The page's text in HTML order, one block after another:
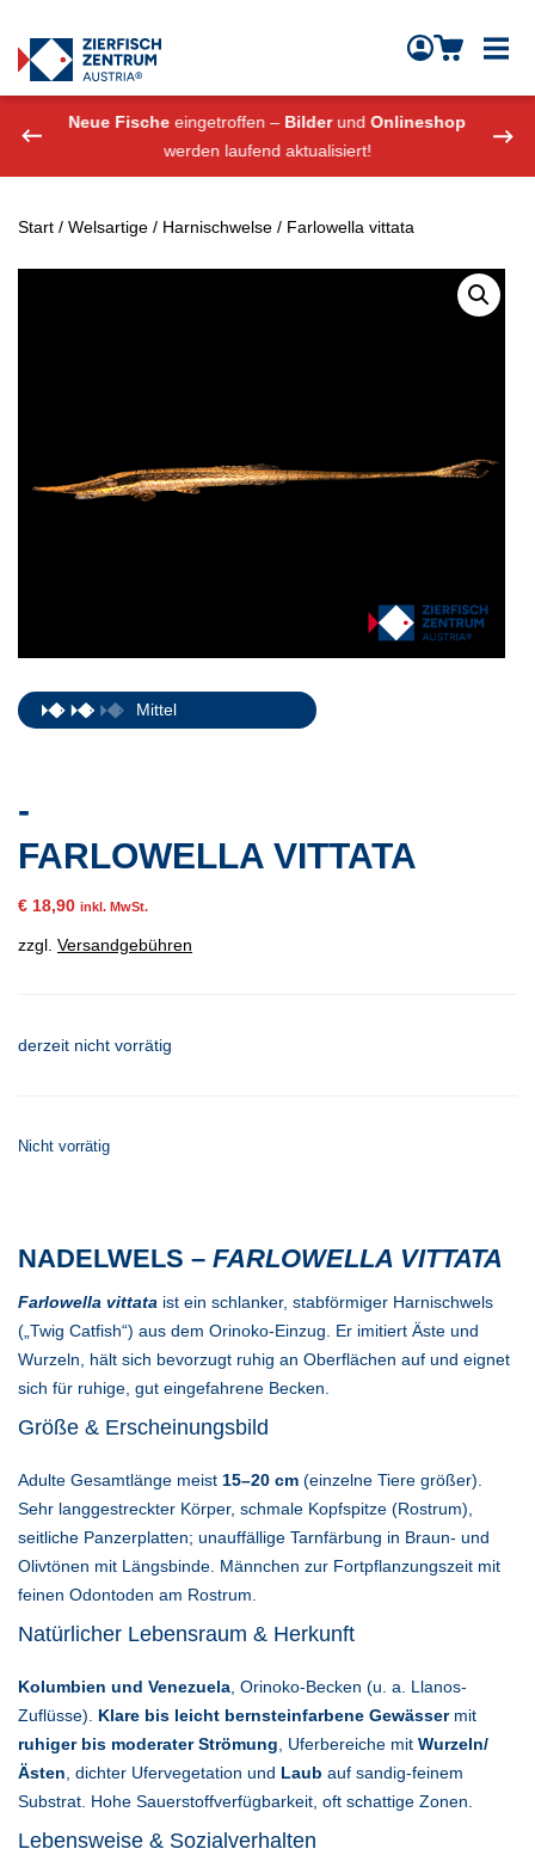
Zierfisch Aquarium Austria
Neue Fische eingetroffen – BilderundOnlineshop
werden laufend aktualisiert!
Start / Welsartige / Harnischwelse / Farlowella vittata
Mittel
-
FARLOWELLA VITTATA
€ 18,90 inkl. MwSt.
zzgl. Versandgebühren
derzeit nicht vorrätig
Nicht vorrätig
NADELWELS – FARLOWELLA VITTATA
Farlowella vittata ist ein schlanker, stabförmiger Harnischwels
(„Twig Catfish“) aus dem Orinoko-Einzug. Er imitiert Äste und
Wurzeln, hält sich bevorzugt ruhig an Oberflächen auf und eignet
sich für ruhige, gut eingefahrene Becken.
Größe & Erscheinungsbild
Adulte Gesamtlänge meist 15–20 cm (einzelne Tiere größer).
Sehr langgestreckter Körper, schmale Kopfspitze (Rostrum),
seitliche Panzerplatten; unauffällige Tarnfärbung in Braun- und
Olivtönen mit Längsbinde. Männchen zur Fortpflanzungszeit mit
feinen Odontoden am Rostrum.
Natürlicher Lebensraum & Herkunft
Kolumbien und Venezuela, Orinoko-Becken (u. a. Llanos-
Zuflüsse). Klare bis leicht bernsteinfarbene Gewässermit
ruhiger bis moderater Strömung, Uferbereiche mit Wurzeln/
Ästen, dichter Ufervegetation und Laub auf sandig-feinem
Substrat. Hohe Sauerstoffverfügbarkeit, oft schattige Zonen.
Lebensweise & Sozialverhalten